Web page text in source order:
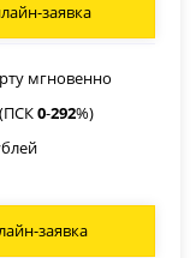
заявка
мгновенно
(ПСК0-292%)
заявка